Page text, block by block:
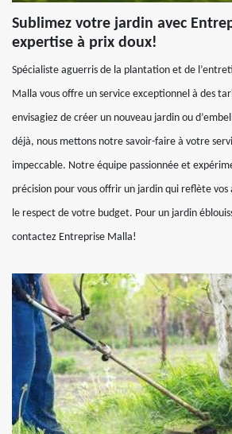
Sublimez votre jardin avec
expertise à prix doux!
Spécialiste aguerris de la plantation et de
Malla vous offre un service exceptionnel à des
envisagiez de créer un nouveau jardin ou
déjà, nous mettons notre savoir-faire à votre
impeccable. Notre équipe passionnée et
précision pour vous offrir un jardin qui reflète
le respect de votre budget. Pour un jardin
contactez Entreprise Malla!